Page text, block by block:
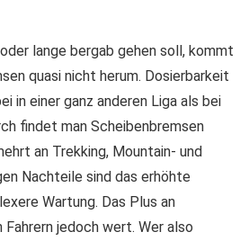
lange bergab gehen soll, kommt
quasi nicht herum. Dosierbarkeit
in einer ganz anderen Liga als bei
findet man Scheibenbremsen
an Trekking, Mountain- und
Nachteile sind das erhöhte
Wartung. Das Plus an
jedoch wert. Wer also